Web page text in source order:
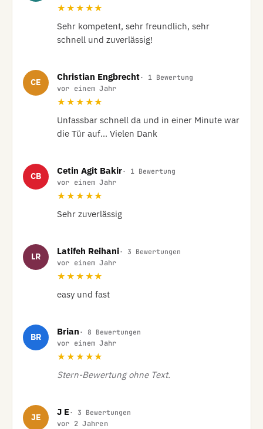
★★★★★
Sehr kompetent, sehr freundlich, sehr
schnell und zuverlässig!
CE
Christian Engbrecht· 1 Bewertung
vor einem Jahr
★★★★★
Unfassbar schnell da und in einer Minute war
die Tür auf… Vielen Dank
CB
Cetin Agit Bakir· 1 Bewertung
vor einem Jahr
★★★★★
Sehr zuverlässig
LR
Latifeh Reihani· 3 Bewertungen
vor einem Jahr
★★★★★
easy und fast
BR
Brian · 8 Bewertungen
vor einem Jahr
★★★★★
Stern-Bewertung ohne Text.
JE
J E· 3 Bewertungen
vor 2 Jahren